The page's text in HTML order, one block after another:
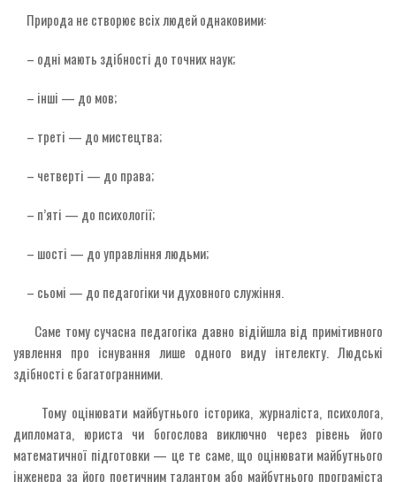
Природа не створює всіх людей однаковими:
– одні мають здібності до точних наук;
– інші — до мов;
– треті — до мистецтва;
– четверті — до права;
– п’яті — до психології;
– шості — до управління людьми;
– сьомі — до педагогіки чи духовного служіння.
Саме тому сучасна педагогіка давно відійшла від примітивного
уявлення про існування лише одного виду інтелекту. Людські
здібності є багатогранними.
Тому оцінювати майбутнього історика, журналіста, психолога,
дипломата, юриста чи богослова виключно через рівень його
математичної підготовки — це те саме, що оцінювати майбутнього
інженера за його поетичним талантом або майбутнього програміста